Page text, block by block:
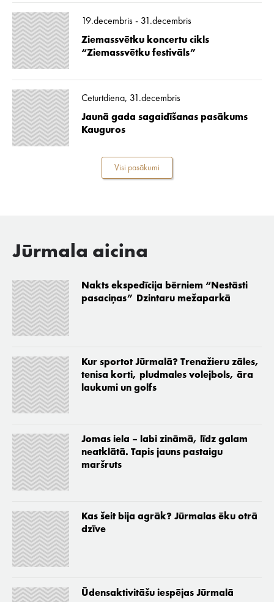
19.decembris - 31.decembris
Ziemassvētku koncertu cikls
“Ziemassvētku festivāls”
Ceturtdiena, 31.decembris
Jaunā gada sagaidīšanas pasākums
Kauguros
Visi pasākumi
Jūrmala aicina
Nakts ekspedīcija bērniem “Nestāsti
pasaciņas” Dzintaru mežaparkā
Kur sportot Jūrmalā? Trenažieru zāles,
tenisa korti, pludmales volejbols, āra
laukumi un golfs
Jomas iela – labi zināmā, līdz galam
neatklātā. Tapis jauns pastaigu
maršruts
Kas šeit bija agrāk? Jūrmalas ēku otrā
dzīve
Ūdensaktivitāšu iespējas Jūrmalā